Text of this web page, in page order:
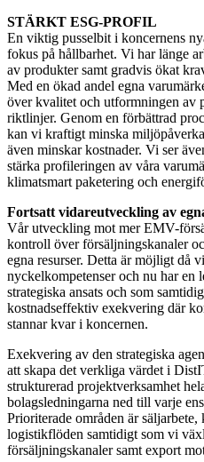
STÄRKT ESG-PROFIL
En viktig pusselbit i koncernens
fokus på hållbarhet. Vi har länge
av produkter samt gradvis ökat
Med en ökad andel egna
över kvalitet och utformningen av
riktlinjer. Genom en förbättrad
kan vi kraftigt minska
även minskar kostnader. Vi ser
stärka profileringen av våra
klimatsmart paketering och
Fortsatt vidareutveckling av
Vår utveckling mot mer EMV-
kontroll över försäljningskanaler
egna resurser. Detta är möjligt då
nyckelkompetenser och nu har en
strategiska ansats och som
kostnadseffektiv exekvering där
stannar kvar i koncernen.
Exekvering av den strategiska
att skapa det verkliga värdet i
strukturerad projektverksamhet
bolagsledningarna ned till varje
Prioriterade områden är
logistikflöden samtidigt som vi
försäljningskanaler samt export